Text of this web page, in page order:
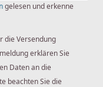
gelesen und erkenne
die Versendung
erklären Sie
Daten an die
beachten Sie die